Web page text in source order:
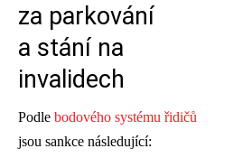
za parkování
a stání na
invalidech
Podle bodového systému řidičů
jsou sankce následující: